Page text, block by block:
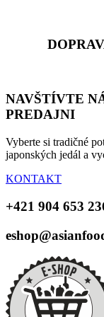
NAVŠTÍVTE
PREDAJNI
Vyberte si tradičné
japonských jedál a
KONTAKT
+421 904 653